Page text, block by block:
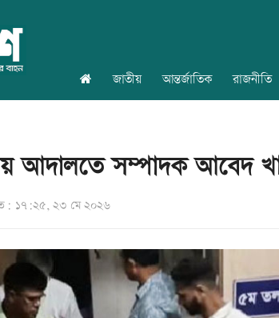
জাতীয় আন্তর্জাতিক রাজনীতি
আদালতে সম্পাদক আবেদ
১৭:২৫, ২৩ মে ২০২৬